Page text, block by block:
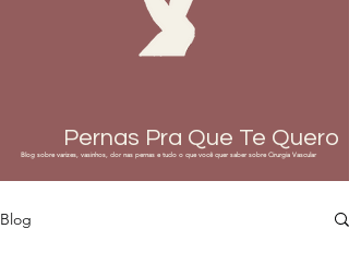
Pernas Pra Que Te Quero
Blog sobre varizes, vasinhos, dor nas pernas e tudo o que você quer saber sobre Cirurgia Vascular
Blog